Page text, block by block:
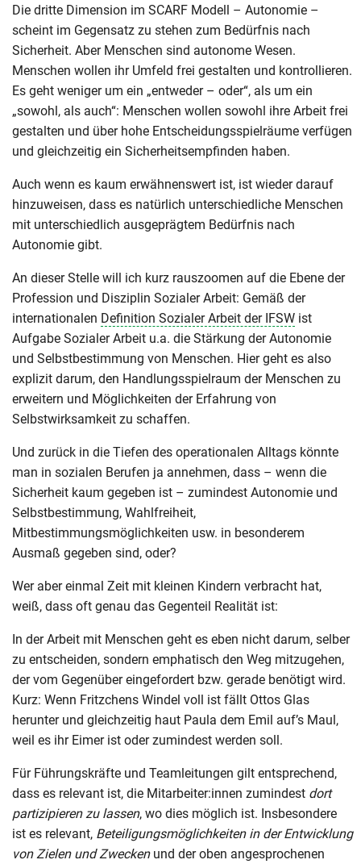
Die dritte Dimension im SCARF Modell – Autonomie –
scheint im Gegensatz zu stehen zum Bedürfnis nach
Sicherheit. Aber Menschen sind autonome Wesen.
Menschen wollen ihr Umfeld frei gestalten und kontrollieren.
Es geht weniger um ein „entweder – oder“, als um ein
„sowohl, als auch“: Menschen wollen sowohl ihre Arbeit frei
gestalten und über hohe Entscheidungsspielräume verfügen
und gleichzeitig ein Sicherheitsempfinden haben.
Auch wenn es kaum erwähnenswert ist, ist wieder darauf
hinzuweisen, dass es natürlich unterschiedliche Menschen
mit unterschiedlich ausgeprägtem Bedürfnis nach
Autonomie gibt.
An dieser Stelle will ich kurz rauszoomen auf die Ebene der
Profession und Disziplin Sozialer Arbeit: Gemäß der
internationalen Definition Sozialer Arbeit der IFSW ist
Aufgabe Sozialer Arbeit u.a. die Stärkung der Autonomie
und Selbstbestimmung von Menschen. Hier geht es also
explizit darum, den Handlungsspielraum der Menschen zu
erweitern und Möglichkeiten der Erfahrung von
Selbstwirksamkeit zu schaffen.
Und zurück in die Tiefen des operationalen Alltags könnte
man in sozialen Berufen ja annehmen, dass – wenn die
Sicherheit kaum gegeben ist – zumindest Autonomie und
Selbstbestimmung, Wahlfreiheit,
Mitbestimmungsmöglichkeiten usw. in besonderem
Ausmaß gegeben sind, oder?
Wer aber einmal Zeit mit kleinen Kindern verbracht hat,
weiß, dass oft genau das Gegenteil Realität ist:
In der Arbeit mit Menschen geht es eben nicht darum, selber
zu entscheiden, sondern emphatisch den Weg mitzugehen,
der vom Gegenüber eingefordert bzw. gerade benötigt wird.
Kurz: Wenn Fritzchens Windel voll ist fällt Ottos Glas
herunter und gleichzeitig haut Paula dem Emil auf’s Maul,
weil es ihr Eimer ist oder zumindest werden soll.
Für Führungskräfte und Teamleitungen gilt entsprechend,
dass es relevant ist, die Mitarbeiter:innen zumindest dort
partizipieren zu lassen, wo dies möglich ist. Insbesondere
ist es relevant, Beteiligungsmöglichkeiten in der Entwicklung
von Zielen und Zweckenund der oben angesprochenen